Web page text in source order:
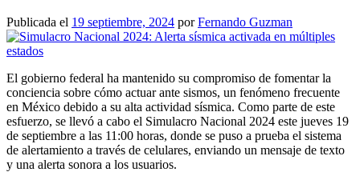
Publicada el 19 septiembre, 2024 porFernando Guzman
El gobierno federal ha mantenido su compromiso de fomentar la
conciencia sobre cómo actuar ante sismos, un fenómeno frecuente
en México debido a su alta actividad sísmica. Como parte de este
esfuerzo, se llevó a cabo el Simulacro Nacional 2024 este jueves 19
de septiembre a las 11:00 horas, donde se puso a prueba el sistema
de alertamiento a través de celulares, enviando un mensaje de texto
y una alerta sonora a los usuarios.